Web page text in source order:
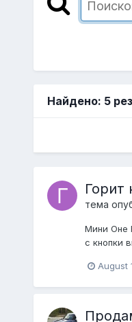
Найдено: 5
Горит
тема
Мини Оне
с кнопки
August